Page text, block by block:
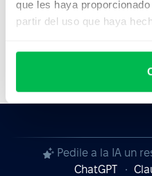
que les haya
partir del uso que haya
Pedile a la IA un
ChatGPT